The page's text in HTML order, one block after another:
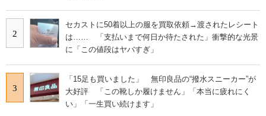
2
セカストに50着以上の服を買取依頼→渡されたレシート
は…… 「支払いまで何日か待たされた」衝撃的な光景
に「この値段はヤバすぎ」
3
「15足も買いました」 無印良品の“撥水スニーカー”が
大好評 「この靴しか履けません」「本当に疲れにく
い」「一生買い続けます」